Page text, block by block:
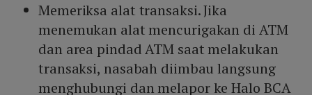
Memeriksa alat transaksi. Jika
menemukan alat mencurigakan di ATM
dan area pindad ATM saat melakukan
transaksi, nasabah diimbau langsung
menghubungi dan melapor ke Halo BCA